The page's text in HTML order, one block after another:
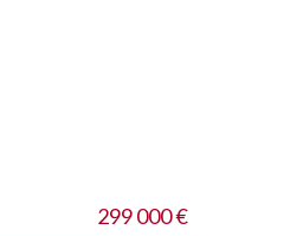
299 000 €